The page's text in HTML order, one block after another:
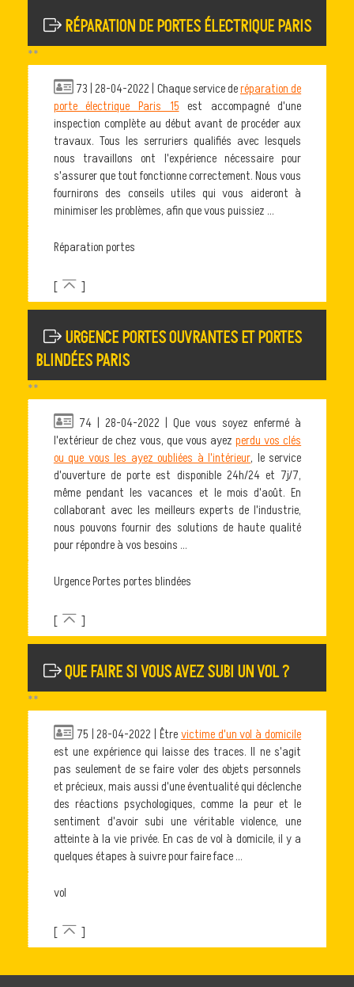
RÉPARATION DE PORTES ÉLECTRIQUE PARIS
**
73 | 28-04-2022 | Chaque service deréparation de
porte électrique Paris 15 est accompagné d'une
inspection complète au début avant de procéder aux
travaux. Tous les serruriers qualifiés avec lesquels
nous travaillons ont l'expérience nécessaire pour
s'assurer que tout fonctionne correctement. Nous vous
fournirons des conseils utiles qui vous aideront à
minimiser les problèmes, afin que vous puissiez ...
Réparation portes
[ ]
URGENCE PORTES OUVRANTES ET PORTES
BLINDÉES PARIS
**
74 | 28-04-2022 | Que vous soyez enfermé à
l'extérieur de chez vous, que vous ayezperdu vos clés
ou que vous les ayez oubliées à l'intérieur, le service
d'ouverture de porte est disponible 24h/24 et 7j/7,
même pendant les vacances et le mois d'août. En
collaborant avec les meilleurs experts de l'industrie,
nous pouvons fournir des solutions de haute qualité
pour répondre à vos besoins ...
Urgence Portes portes blindées
[ ]
QUE FAIRE SI VOUS AVEZ SUBI UN VOL ?
**
75 | 28-04-2022 | Êtrevictime d'un vol à domicile
est une expérience qui laisse des traces. Il ne s'agit
pas seulement de se faire voler des objets personnels
et précieux, mais aussi d'une éventualité qui déclenche
des réactions psychologiques, comme la peur et le
sentiment d'avoir subi une véritable violence, une
atteinte à la vie privée. En cas de vol à domicile, il y a
quelques étapes à suivre pour faire face ...
vol
[ ]